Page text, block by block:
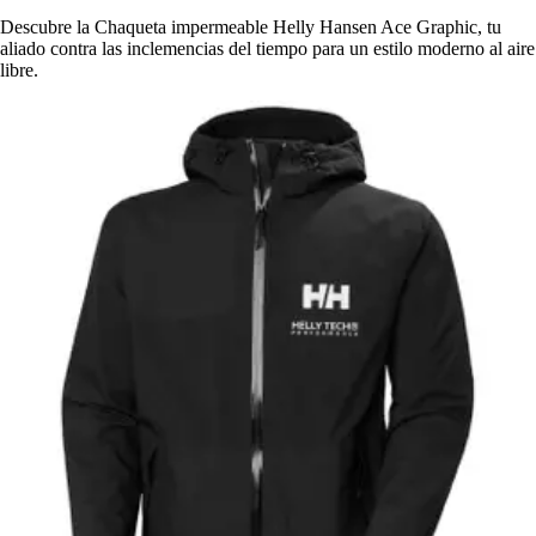
Descubre la Chaqueta impermeable Helly Hansen Ace Graphic, tu
aliado contra las inclemencias del tiempo para un estilo moderno al aire
libre.